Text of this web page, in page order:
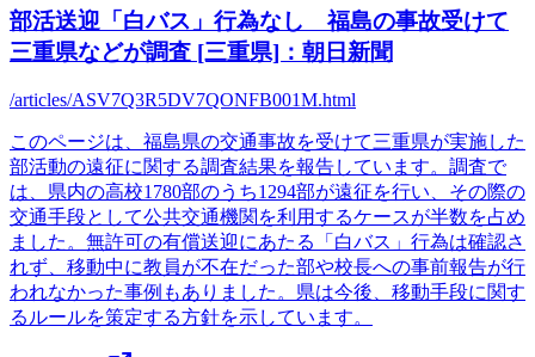
部活送迎「白バス」行為なし 福島の事故受けて
三重県などが調査 [三重県]：朝日新聞
/articles/ASV7Q3R5DV7QONFB001M.html
このページは、福島県の交通事故を受けて三重県が実施した
部活動の遠征に関する調査結果を報告しています。調査で
は、県内の高校1780部のうち1294部が遠征を行い、その際の
交通手段として公共交通機関を利用するケースが半数を占め
ました。無許可の有償送迎にあたる「白バス」行為は確認さ
れず、移動中に教員が不在だった部や校長への事前報告が行
われなかった事例もありました。県は今後、移動手段に関す
るルールを策定する方針を示しています。